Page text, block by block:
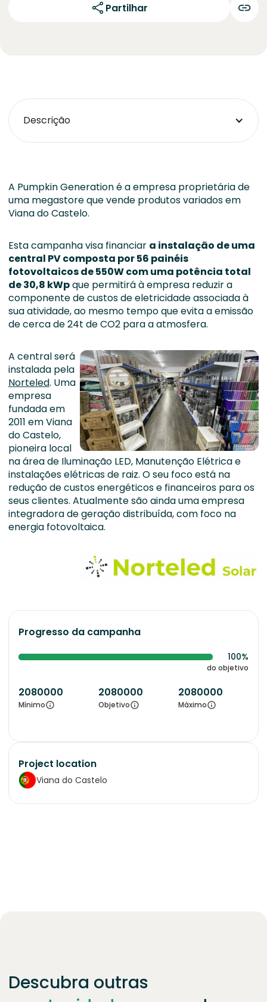
Partilhar
Descrição
A Pumpkin Generation é a empresa proprietária de
uma megastore que vende produtos variados em
Viana do Castelo.
Esta campanha visa financiar a instalação de uma
central PV composta por 56 painéis
fotovoltaicos de 550W com uma potência total
de 30,8 kWpque permitirá à empresa reduzir a
componente de custos de eletricidade associada à
sua atividade, ao mesmo tempo que evita a emissão
de cerca de 24t de CO2 para a atmosfera.
A central será
instalada pela
Norteled. Uma
empresa
fundada em
2011 em Viana
do Castelo,
pioneira local
na área de Iluminação LED, Manutenção Elétrica e
instalações elétricas de raiz. O seu foco está na
redução de custos energéticos e financeiros para os
seus clientes. Atualmente são ainda uma empresa
integradora de geração distribuída, com foco na
energia fotovoltaica.
Progresso da campanha
100%
do objetivo
2080000
Mínimo
2080000
Objetivo
2080000
Máximo
Project location
Viana do Castelo
Descubra outras